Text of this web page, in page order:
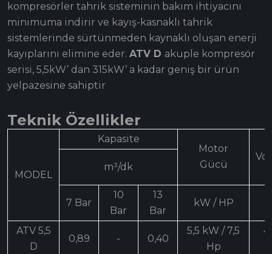
kompresörler tahrik sisteminin bakım ihtiyacını
minimuma indirir ve kayış-kasnaklı tahrik
sistemlerinde sürtünmeden kaynaklı oluşan enerji
kayıplarını elimine eder. ATV D akuple kompresör
serisi, 5,5kW’ dan 315kW’ a kadar geniş bir ürün
yelpazesine sahiptir
Teknik Özellikler
MODEL
Kapasite
Motor
Gücü
m³/dk
7 Bar
10
Bar
13
Bar
kW / HP
ATV 5,5
D
0,89 - 0,40
5,5 kW / 7,5
Hp